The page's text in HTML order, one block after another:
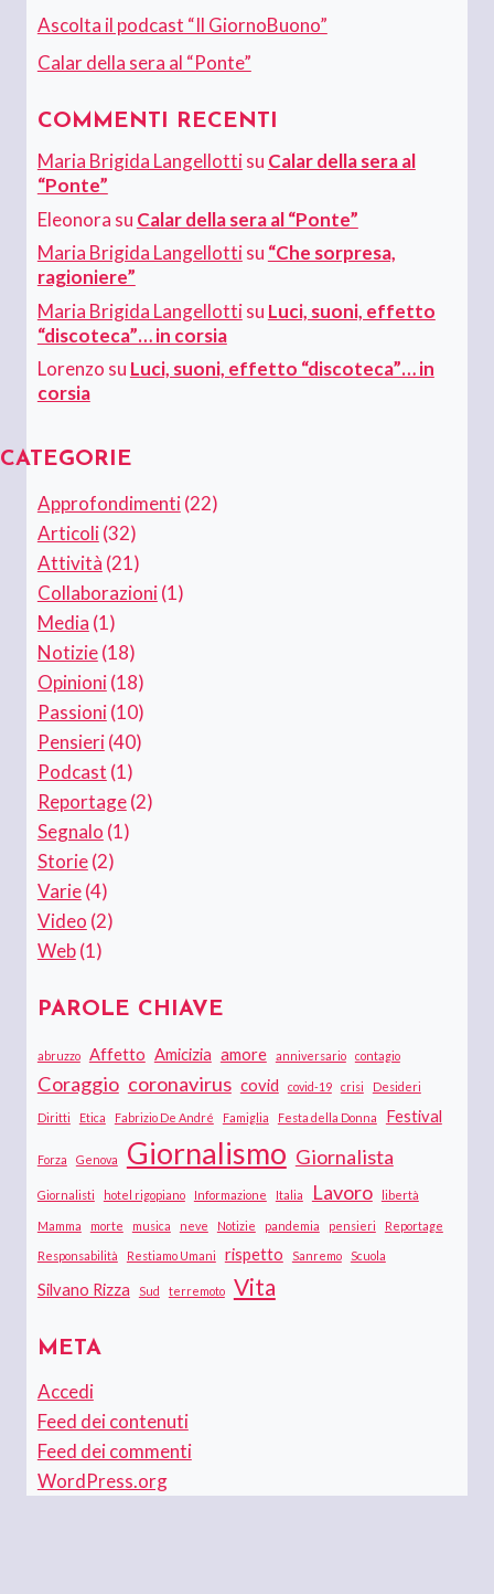
Ascolta il podcast “Il GiornoBuono”
Calar della sera al “Ponte”
COMMENTI RECENTI
Maria Brigida Langellottisu Calar della sera al
“Ponte”
Eleonora su Calar della sera al “Ponte”
Maria Brigida Langellottisu “Che sorpresa,
ragioniere”
Maria Brigida Langellottisu Luci, suoni, effetto
“discoteca”… in corsia
Lorenzo su Luci, suoni, effetto “discoteca”… in
corsia
CATEGORIE
Approfondimenti(22)
Articoli(32)
Attività (21)
Collaborazioni(1)
Media (1)
Notizie(18)
Opinioni(18)
Passioni(10)
Pensieri(40)
Podcast (1)
Reportage(2)
Segnalo (1)
Storie(2)
Varie(4)
Video (2)
Web(1)
PAROLE CHIAVE
abruzzo Affetto Amicizia amore anniversario contagio
Coraggio coronavirus covid covid-19 crisi Desideri
Diritti Etica Fabrizio De André Famiglia Festa della Donna Festival
Forza Genova Giornalismo Giornalista
Giornalisti hotel rigopiano Informazione Italia Lavoro libertà
Mamma morte musica neve Notizie pandemia pensieri Reportage
Responsabilità Restiamo Umani rispetto Sanremo Scuola
Silvano Rizza Sud terremoto Vita
META
Accedi
Feed dei contenuti
Feed dei commenti
WordPress.org